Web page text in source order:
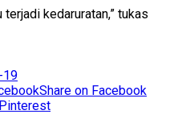
kedaruratan,” tukas
19
Share on Facebook
Pinterest